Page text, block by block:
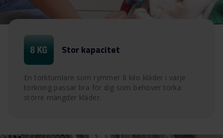
Stor kapacitet
En torktumlare som rymmer 8 kilo kläder i varje
torkning passar bra för dig som behöver torka
större mängder kläder.